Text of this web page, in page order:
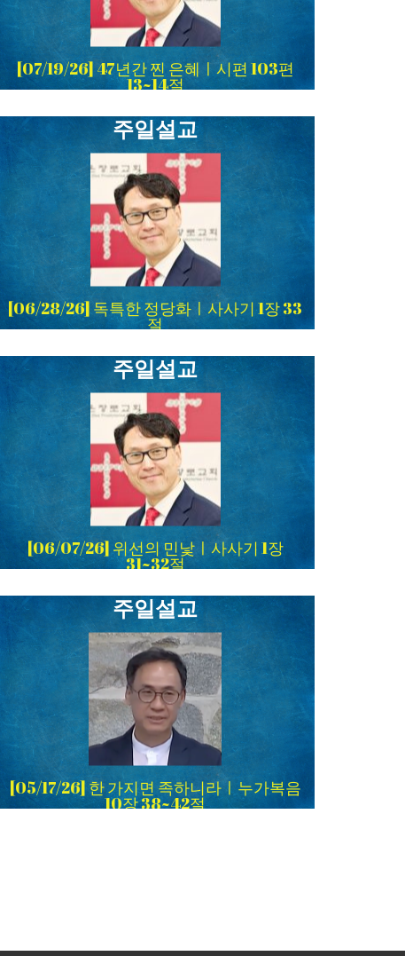
[07/19/26] 47년간 찐 은혜ㅣ시편 103편
13~14절
주일설교
[06/28/26] 독특한 정당화ㅣ사사기 1장 33
절
주일설교
[06/07/26] 위선의 민낯ㅣ사사기 1장
31~32절
주일설교
[05/17/26] 한 가지면 족하니라ㅣ누가복음
10장 38~42절